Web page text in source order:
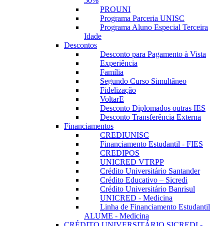
PROUNI
Programa Parceria UNISC
Programa Aluno Especial Terceira
Idade
Descontos
Desconto para Pagamento à Vista
Experiência
Família
Segundo Curso Simultâneo
Fidelização
VoltarE
Desconto Diplomados outras IES
Desconto Transferência Externa
Financiamentos
CREDIUNISC
Financiamento Estudantil - FIES
CREDIPOS
UNICRED VTRPP
Crédito Universitário Santander
Crédito Educativo – Sicredi
Crédito Universitário Banrisul
UNICRED - Medicina
Linha de Financiamento Estudantil
ALUME - Medicina